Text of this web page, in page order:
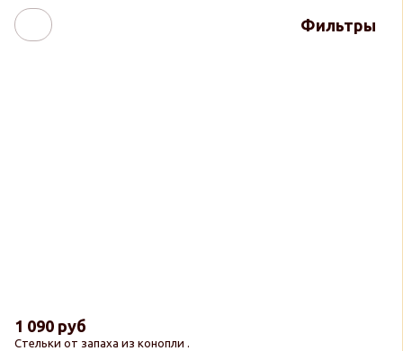
Фильтры
Стельки от запаха из конопли .
1 090 руб